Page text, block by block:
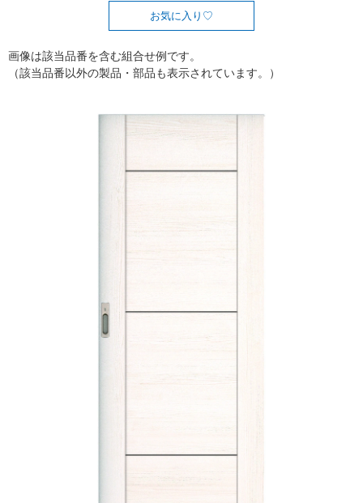
お気に入り
画像は該当品番を含む組合せ例です。
（該当品番以外の製品・部品も表示されています。）